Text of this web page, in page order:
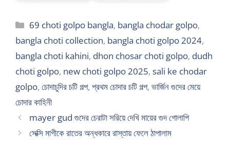
Categories
69 choti golpo bangla, bangla chodar golpo,
bangla choti collection, bangla choti golpo 2024,
bangla choti kahini, dhon chosar choti golpo, dudh
choti golpo, new choti golpo 2025, sali ke chodar
golpo, চোদাচুদির চটি গল্প, প্রথম চোদার চটি গল্প, ভার্জিন গুদের মেয়ে
চোদার কাহিনী
mayer gud গুদের চেরাটা সরিয়ে দেখি মায়ের গুদ গোলাপি
সেক্সি মাগীকে রাতের অন্ধকারে রাস্তায় ফেলে ঠাপালাম